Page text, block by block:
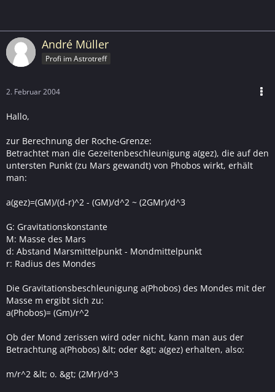
André Müller
Profi im Astrotreff
2. Februar 2004
Hallo,
zur Berechnung der Roche-Grenze:
Betrachtet man die Gezeitenbeschleunigung a(gez), die auf den
untersten Punkt (zu Mars gewandt) von Phobos wirkt, erhält
man:
a(gez)=(GM)/(d-r)^2 - (GM)/d^2 ~ (2GMr)/d^3
G: Gravitationskonstante
M: Masse des Mars
d: Abstand Marsmittelpunkt - Mondmittelpunkt
r: Radius des Mondes
Die Gravitationsbeschleunigung a(Phobos) des Mondes mit der
Masse m ergibt sich zu:
a(Phobos)= (Gm)/r^2
Ob der Mond zerissen wird oder nicht, kann man aus der
Betrachtung a(Phobos) &lt; oder &gt; a(gez) erhalten, also:
m/r^2 &lt; o. &gt; (2Mr)/d^3